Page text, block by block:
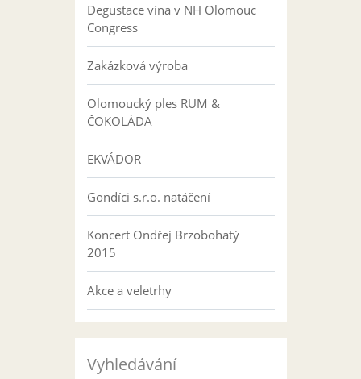
Degustace vína v NH Olomouc
Congress
Zakázková výroba
Olomoucký ples RUM &
ČOKOLÁDA
EKVÁDOR
Gondíci s.r.o. natáčení
Koncert Ondřej Brzobohatý
2015
Akce a veletrhy
Vyhledávání